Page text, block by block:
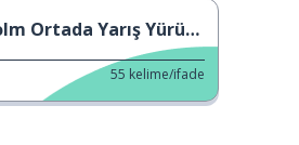
Ortada Yarış Yürüyüşü
55 kelime/ifade